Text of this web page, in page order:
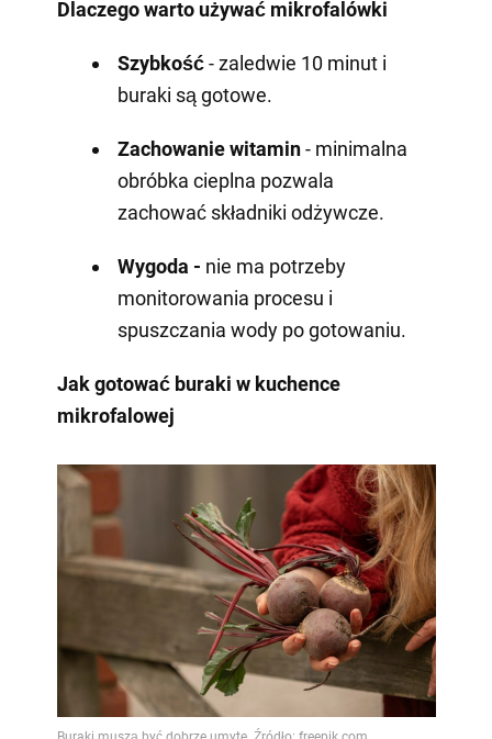
Dlaczego warto używać mikrofalówki
Szybkość- zaledwie 10 minut i
buraki są gotowe.
Zachowanie witamin- minimalna
obróbka cieplna pozwala
zachować składniki odżywcze.
Wygoda - nie ma potrzeby
monitorowania procesu i
spuszczania wody po gotowaniu.
Jak gotować buraki w kuchence
mikrofalowej